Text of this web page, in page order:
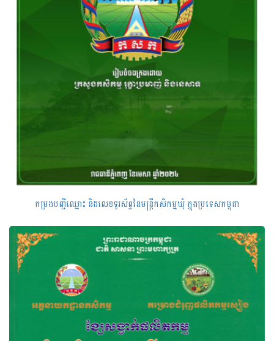
កម្រងបញ្ជីឈ្មោះ និងលេខទូរស័ព្ទនៃមន្ត្រីកសិកម្មឃុំ ក្នុងប្រទេសកម្ពុជា